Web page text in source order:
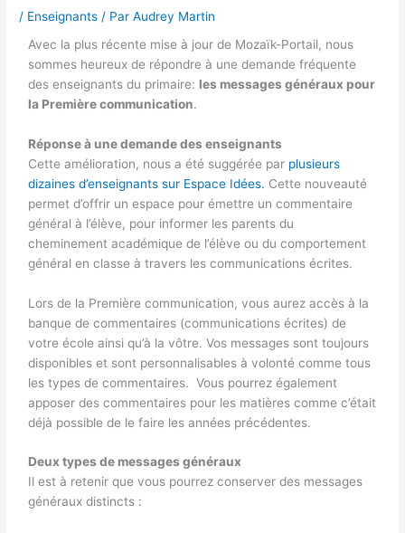
/ Enseignants / ParAudrey Martin
Avec la plus récente mise à jour de Mozaïk-Portail, nous
sommes heureux de répondre à une demande fréquente
des enseignants du primaire: les messages généraux pour
la Première communication.
Réponse à une demande des enseignants
Cette amélioration, nous a été suggérée par plusieurs
dizaines d’enseignants sur Espace Idées. Cette nouveauté
permet d’offrir un espace pour émettre un commentaire
général à l’élève, pour informer les parents du
cheminement académique de l’élève ou du comportement
général en classe à travers les communications écrites.
Lors de la Première communication, vous aurez accès à la
banque de commentaires (communications écrites) de
votre école ainsi qu’à la vôtre. Vos messages sont toujours
disponibles et sont personnalisables à volonté comme tous
les types de commentaires. Vous pourrez également
apposer des commentaires pour les matières comme c’était
déjà possible de le faire les années précédentes.
Deux types de messages généraux
Il est à retenir que vous pourrez conserver des messages
généraux distincts :